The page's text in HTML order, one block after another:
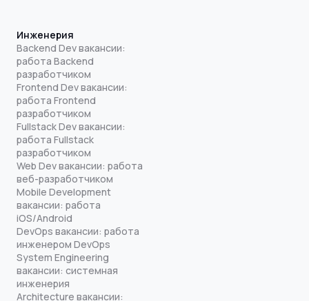
Инженерия
Backend Dev вакансии:
работа Backend
разработчиком
Frontend Dev вакансии:
работа Frontend
разработчиком
Fullstack Dev вакансии:
работа Fullstack
разработчиком
Web Dev вакансии: работа
веб-разработчиком
Mobile Development
вакансии: работа
iOS/Android
DevOps вакансии: работа
инженером DevOps
System Engineering
вакансии: системная
инженерия
Architecture вакансии: